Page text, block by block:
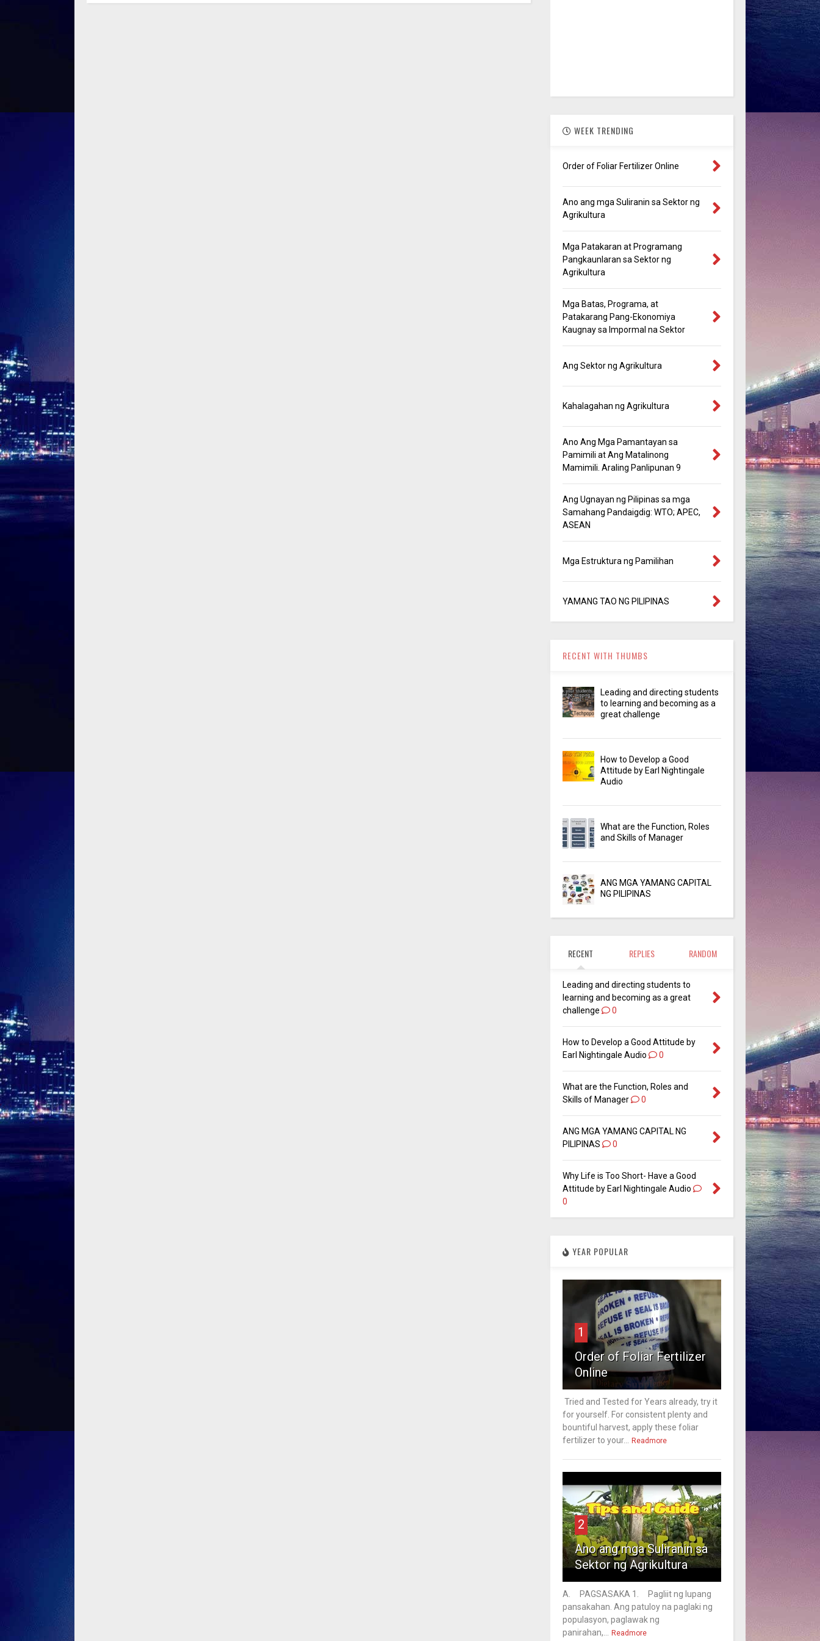
WEEK TRENDING
Order of Foliar Fertilizer Online
Ano ang mga Suliranin sa Sektor ng
Agrikultura
Mga Patakaran at Programang
Pangkaunlaran sa Sektor ng
Agrikultura
Mga Batas, Programa, at
Patakarang Pang-Ekonomiya
Kaugnay sa Impormal na Sektor
Ang Sektor ng Agrikultura
Kahalagahan ng Agrikultura
Ano Ang Mga Pamantayan sa
Pamimili at Ang Matalinong
Mamimili. Araling Panlipunan 9
Ang Ugnayan ng Pilipinas sa mga
Samahang Pandaigdig: WTO; APEC,
ASEAN
Mga Estruktura ng Pamilihan
YAMANG TAO NG PILIPINAS
RECENT WITH THUMBS
Leading and directing students
to learning and becoming as a
great challenge
How to Develop a Good
Attitude by Earl Nightingale
Audio
What are the Function, Roles
and Skills of Manager
ANG MGA YAMANG CAPITAL
NG PILIPINAS
RECENT REPLIES RANDOM
Leading and directing students to
learning and becoming as a great
challenge
0
How to Develop a Good Attitude by
Earl Nightingale Audio
0
What are the Function, Roles and
Skills of Manager
0
ANG MGA YAMANG CAPITAL NG
PILIPINAS
0
Why Life is Too Short- Have a Good
Attitude by Earl Nightingale Audio
0
YEAR POPULAR
1
Order of Foliar Fertilizer
Online
Tried and Tested for Years already, try it
for yourself. For consistent plenty and
bountiful harvest, apply these foliar
fertilizer to your...
Readmore
2
Ano ang mga Suliranin sa
Sektor ng Agrikultura
A. PAGSASAKA 1. Pagliit ng lupang
pansakahan. Ang patuloy na paglaki ng
populasyon, paglawak ng
panirahan,...
Readmore